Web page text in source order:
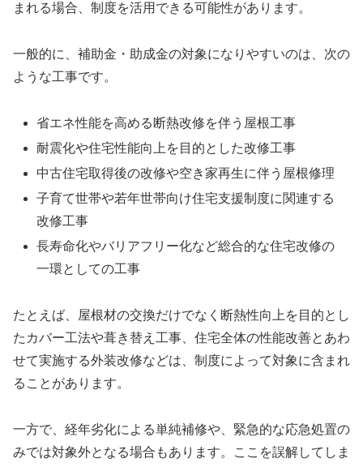
まれる場合、制度を活用できる可能性があります。
一般的に、補助金・助成金の対象になりやすいのは、次の
ような工事です。
省エネ性能を高める断熱改修を伴う屋根工事
耐震化や住宅性能向上を目的とした改修工事
中古住宅取得後の改修や空き家再生に伴う屋根修理
子育て世帯や若年世帯向け住宅支援制度に関連する
改修工事
長寿命化やバリアフリー化など総合的な住宅改修の
一環としての工事
たとえば、屋根材の交換だけでなく断熱性向上を目的とし
たカバー工法や葺き替え工事、住宅全体の性能改善とあわ
せて実施する外装改修などは、制度によって対象に含まれ
ることがあります。
一方で、経年劣化による単純補修や、緊急的な応急処置の
みでは対象外となる場合もあります。ここを誤解してしま